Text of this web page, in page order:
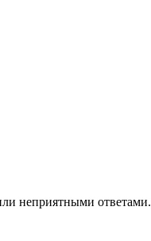
неприятными ответами.